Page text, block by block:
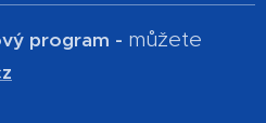
program - můžete